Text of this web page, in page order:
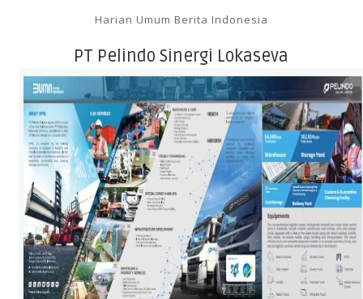
Harian Umum Berita Indonesia
PT Pelindo Sinergi Lokaseva